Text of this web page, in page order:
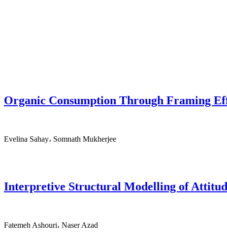
Organic Consumption Through Framing
Evelina Sahay، Somnath Mukherjee
Interpretive Structural Modelling of
Fatemeh Ashouri، Naser Azad